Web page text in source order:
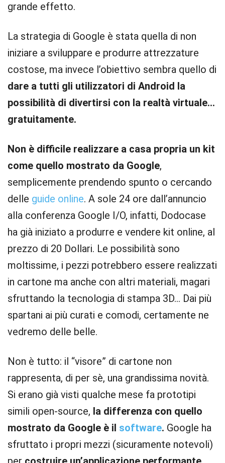
grande effetto.
La strategia di Google è stata quella di non
iniziare a sviluppare e produrre attrezzature
costose, ma invece l’obiettivo sembra quello di
dare a tutti gli utilizzatori di Android la
possibilità di divertirsi con la realtà virtuale…
gratuitamente.
Non è difficile realizzare a casa propria un kit
come quello mostrato da Google,
semplicemente prendendo spunto o cercando
delle guide online. A sole 24 ore dall’annuncio
alla conferenza Google I/O, infatti, Dodocase
ha già iniziato a produrre e vendere kit online, al
prezzo di 20 Dollari. Le possibilità sono
moltissime, i pezzi potrebbero essere realizzati
in cartone ma anche con altri materiali, magari
sfruttando la tecnologia di stampa 3D… Dai più
spartani ai più curati e comodi, certamente ne
vedremo delle belle.
Non è tutto: il “visore” di cartone non
rappresenta, di per sè, una grandissima novità.
Si erano già visti qualche mese fa prototipi
simili open-source, la differenza con quello
mostrato da Google è il software. Google ha
sfruttato i propri mezzi (sicuramente notevoli)